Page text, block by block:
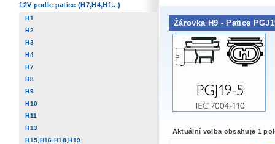
12V podle patice (H7,H4,H1...)
H1
H2
H3
H4
H7
H8
H9
H10
H11
H13
H15,H16,H18,H19
Žárovka H9 - Patice
Aktuální volba obsahuje 1